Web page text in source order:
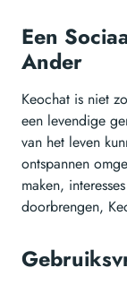
Een
Ander
Keochat is niet
een levendige
van het leven
ontspannen
maken,
doorbrengen,